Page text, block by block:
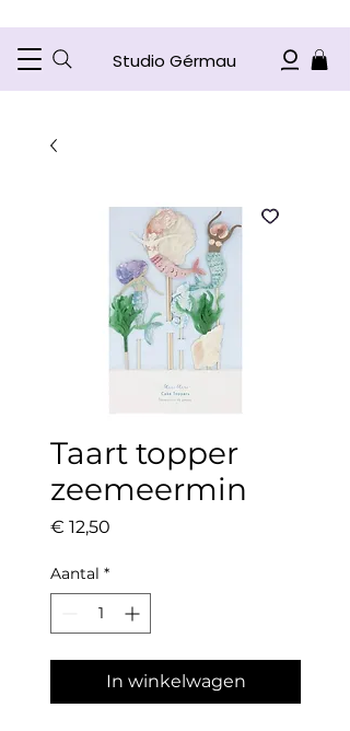
Studio Gérmau
Taart topper
zeemeermin
€ 12,50
Aantal *
In winkelwagen